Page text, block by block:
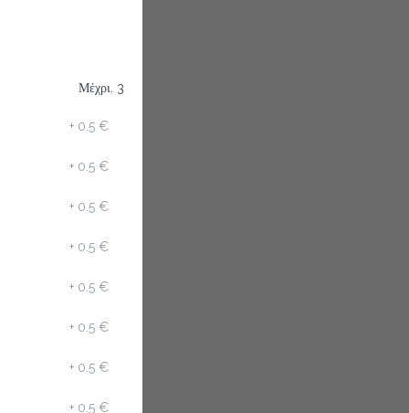
Μέχρι. 3
+0.5 €
+0.5 €
+0.5 €
+0.5 €
+0.5 €
+0.5 €
+0.5 €
+0.5 €